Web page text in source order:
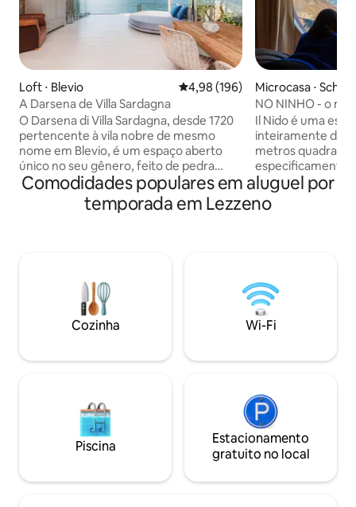
Loft ⋅ Blevio 4,98 de uma avaliação média de
4,98 (196)
A Darsena de Villa Sardagna
O Darsena di Villa Sardagna, desde 1720
pertencente à vila nobre de mesmo
nome em Blevio, é um espaço aberto
único no seu gênero, feito de pedra
antiga, madeira branca e vidro. Tem vista
para um esplêndido panorama
caracterizado pelas históricas vilas
Mediante reserva, oferece serviço de
café da manhã, almoço e jantar, bem
como aluguel de barcos e táxi boat
limousine.
Microcasa ⋅
NO NINHO - o
escotilha
Il Nido é uma
inteiramente de
metros
especificamente
equipada com
empoleirado na
jardim de solário,
DE JANEIRO A 10
esquina, você
maravilhosa do
montanhas que o
Comodidades populares em aluguel por
temporada em Lezzeno
Cozinha Wi-Fi
Piscina
Estacionamento
gratuito no local